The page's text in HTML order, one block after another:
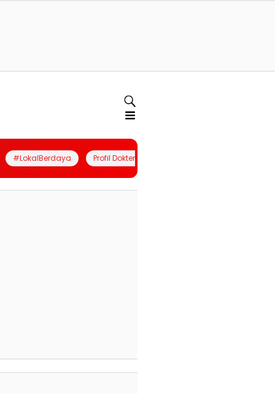
#LokalBerdaya Profil Dokter